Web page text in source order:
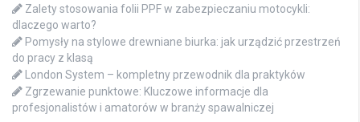
Zalety stosowania folii PPF w zabezpieczaniu motocykli:
dlaczego warto?
Pomysły na stylowe drewniane biurka: jak urządzić przestrzeń
do pracy z klasą
London System – kompletny przewodnik dla praktyków
Zgrzewanie punktowe: Kluczowe informacje dla
profesjonalistów i amatorów w branży spawalniczej